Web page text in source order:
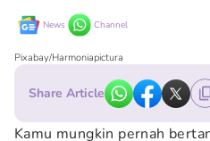
News Channel
Pixabay/Harmoniapictura
Share Article
Kamu mungkin pernah